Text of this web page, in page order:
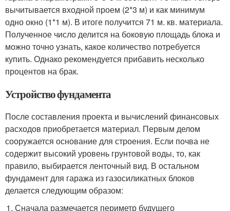
вычитывается входной проем (2*3 м) и как минимум
одно окно (1*1 м). В итоге получится 71 м. кв. материала.
Полученное число делится на боковую площадь блока и
можно точно узнать, какое количество потребуется
купить. Однако рекомендуется прибавить несколько
процентов на брак.
Устройство фундамента
После составления проекта и вычислений финансовых
расходов приобретается материал. Первым делом
сооружается основание для строения. Если почва не
содержит высокий уровень грунтовой воды, то, как
правило, выбирается ленточный вид. В остальном
фундамент для гаража из газосиликатных блоков
делается следующим образом:
Сначала размечается периметр будущего